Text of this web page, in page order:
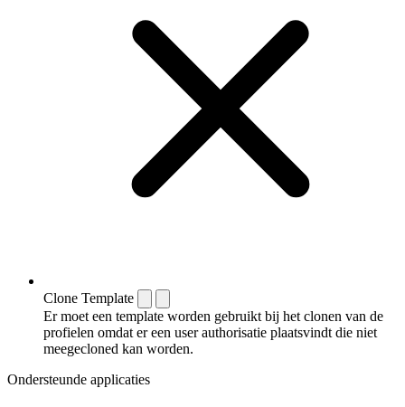
Clone Template
Er moet een template worden gebruikt bij het clonen van de
profielen omdat er een user authorisatie plaatsvindt die niet
meegecloned kan worden.
Ondersteunde applicaties